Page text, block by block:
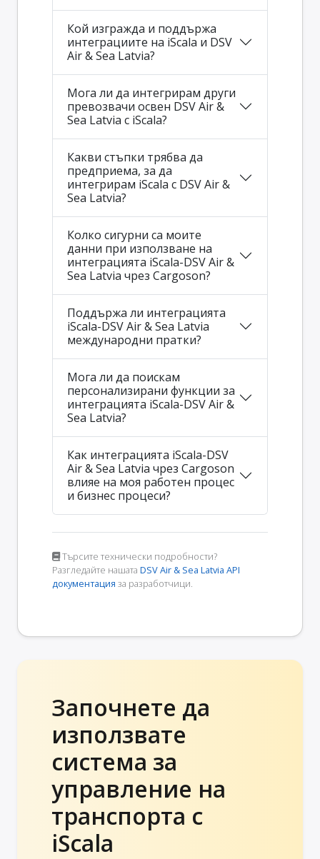
Кой изгражда и поддържа
интеграциите на iScala и DSV
Air & Sea Latvia?
Мога ли да интегрирам други
превозвачи освен DSV Air &
Sea Latvia с iScala?
Какви стъпки трябва да
предприема, за да
интегрирам iScala с DSV Air &
Sea Latvia?
Колко сигурни са моите
данни при използване на
интеграцията iScala-DSV Air &
Sea Latvia чрез Cargoson?
Поддържа ли интеграцията
iScala-DSV Air & Sea Latvia
международни пратки?
Мога ли да поискам
персонализирани функции за
интеграцията iScala-DSV Air &
Sea Latvia?
Как интеграцията iScala-DSV
Air & Sea Latvia чрез Cargoson
влияе на моя работен процес
и бизнес процеси?
Търсите технически подробности?
Разгледайте нашата DSV Air & Sea Latvia API
документация за разработчици.
Започнете да
използвате
система за
управление на
транспорта с
iScala